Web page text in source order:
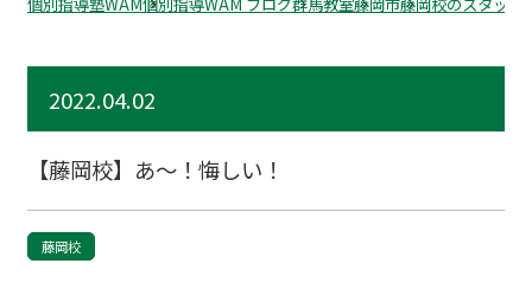
2022.04.02
【藤岡校】あ～！悔しい！
藤岡校